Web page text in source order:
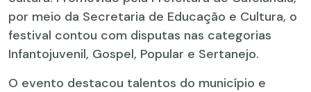
por meio da Secretaria de Educação e Cultura, o
festival contou com disputas nas categorias
Infantojuvenil, Gospel, Popular e Sertanejo.
O evento destacou talentos do município e